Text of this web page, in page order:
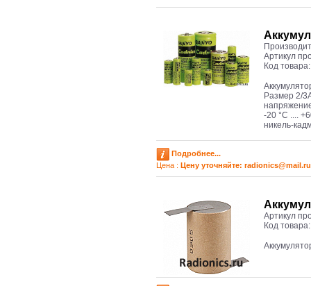
Артикул
Код
Размер 2/
-20 °C ....
никель-
Подробнее...
Цена : Цену уточняйте: radioniсs@mail.ru
Артикул
Код